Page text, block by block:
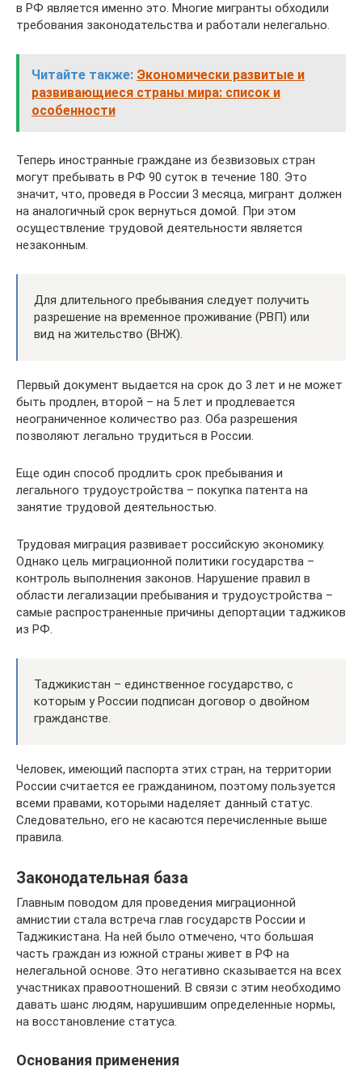
в РФ является именно это. Многие мигранты обходили
требования законодательства и работали нелегально.
Читайте также: Экономически развитые и
развивающиеся страны мира: список и
особенности
Теперь иностранные граждане из безвизовых стран
могут пребывать в РФ 90 суток в течение 180. Это
значит, что, проведя в России 3 месяца, мигрант должен
на аналогичный срок вернуться домой. При этом
осуществление трудовой деятельности является
незаконным.
Для длительного пребывания следует получить
разрешение на временное проживание (РВП) или
вид на жительство (ВНЖ).
Первый документ выдается на срок до 3 лет и не может
быть продлен, второй – на 5 лет и продлевается
неограниченное количество раз. Оба разрешения
позволяют легально трудиться в России.
Еще один способ продлить срок пребывания и
легального трудоустройства – покупка патента на
занятие трудовой деятельностью.
Трудовая миграция развивает российскую экономику.
Однако цель миграционной политики государства –
контроль выполнения законов. Нарушение правил в
области легализации пребывания и трудоустройства –
самые распространенные причины депортации таджиков
из РФ.
Таджикистан – единственное государство, с
которым у России подписан договор о двойном
гражданстве.
Человек, имеющий паспорта этих стран, на территории
России считается ее гражданином, поэтому пользуется
всеми правами, которыми наделяет данный статус.
Следовательно, его не касаются перечисленные выше
правила.
Законодательная база
Главным поводом для проведения миграционной
амнистии стала встреча глав государств России и
Таджикистана. На ней было отмечено, что большая
часть граждан из южной страны живет в РФ на
нелегальной основе. Это негативно сказывается на всех
участниках правоотношений. В связи с этим необходимо
давать шанс людям, нарушившим определенные нормы,
на восстановление статуса.
Основания применения